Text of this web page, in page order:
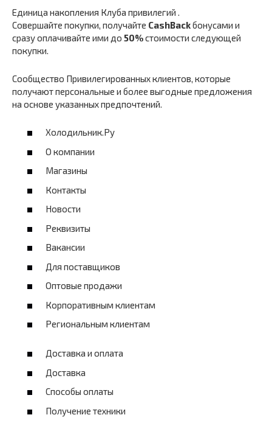
Единица накопления Клуба привилегий .
Совершайте покупки, получайте CashBackбонусами и
сразу оплачивайте ими до 50%стоимости следующей
покупки.
Сообщество Привилегированных клиентов, которые
получают персональные и более выгодные предложения
на основе указанных предпочтений.
Холодильник.Ру
О компании
Магазины
Контакты
Новости
Реквизиты
Вакансии
Для поставщиков
Оптовые продажи
Корпоративным клиентам
Региональным клиентам
Доставка и оплата
Доставка
Способы оплаты
Получение техники